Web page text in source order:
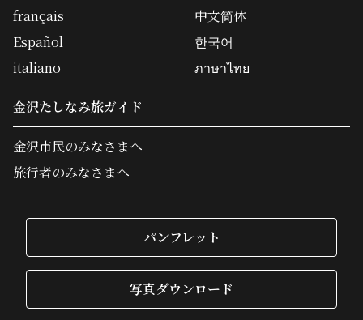
français
Español
italiano
中文简体
한국어
ภาษาไทย
金沢たしなみ旅ガイド
金沢市民のみなさまへ
旅行者のみなさまへ
パンフレット
写真ダウンロード